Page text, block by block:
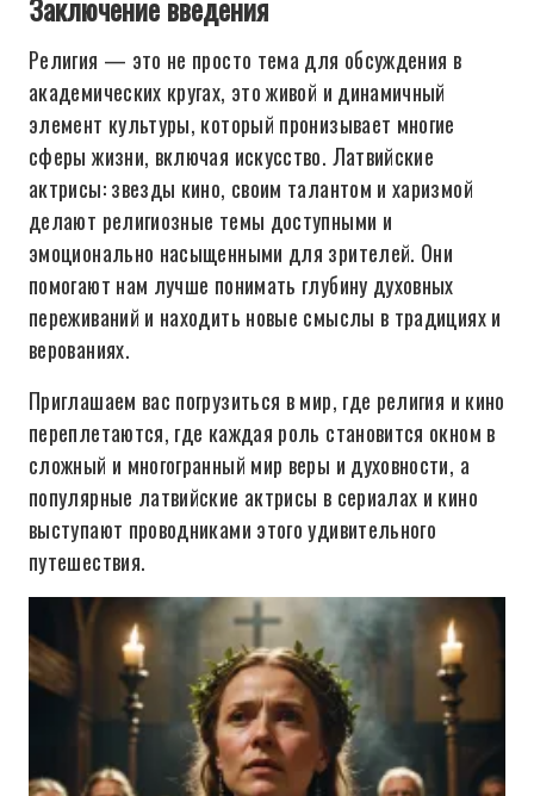
Религия — это не просто тема для обсуждения в
академических кругах, это живой и динамичный
элемент культуры, который пронизывает многие
сферы жизни, включая искусство. Латвийские
актрисы: звезды кино, своим талантом и харизмой
делают религиозные темы доступными и
эмоционально насыщенными для зрителей. Они
помогают нам лучше понимать глубину духовных
переживаний и находить новые смыслы в традициях и
верованиях.
Приглашаем вас погрузиться в мир, где религия и кино
переплетаются, где каждая роль становится окном в
сложный и многогранный мир веры и духовности, а
популярные латвийские актрисы в сериалах и кино
выступают проводниками этого удивительного
путешествия.